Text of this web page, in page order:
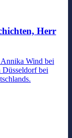
Herr
Wind bei
bei